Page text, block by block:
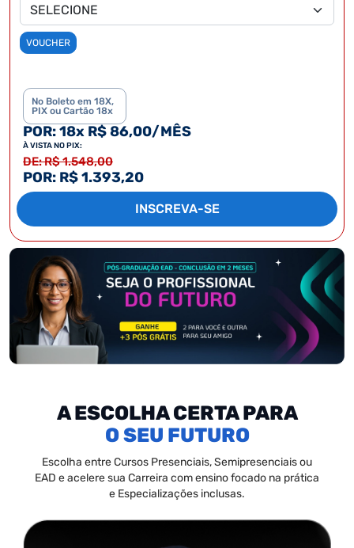
VOUCHER
No Boleto em 18X,
PIX ou Cartão 18x
POR: 18x R$ 86,00/MÊS
À VISTA NO PIX:
DE: R$ 1.548,00
POR: R$ 1.393,20
INSCREVA-SE
A ESCOLHA CERTA PARA
SEU FUTURO
Escolha entre Cursos Presenciais, Semipresenciais ou
EAD e acelere sua Carreira com ensino focado na prática
e Especializações inclusas.